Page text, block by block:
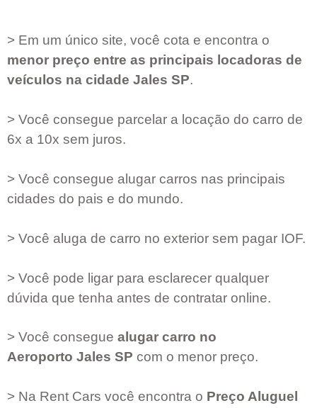
> Em um único site, você cota e encontra o
menor preço entre as principais locadoras de
veículos na cidade Jales SP.
> Você consegue parcelar a locação do carro de
6x a 10x sem juros.
> Você consegue alugar carros nas principais
cidades do pais e do mundo.
> Você aluga de carro no exterior sem pagar IOF.
> Você pode ligar para esclarecer qualquer
dúvida que tenha antes de contratar online.
> Você consegue alugar carro no
Aeroporto Jales SP com o menor preço.
> Na Rent Cars você encontra o Preço Aluguel